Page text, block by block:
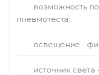
возможность
пневмотеста;
освещение -
источник